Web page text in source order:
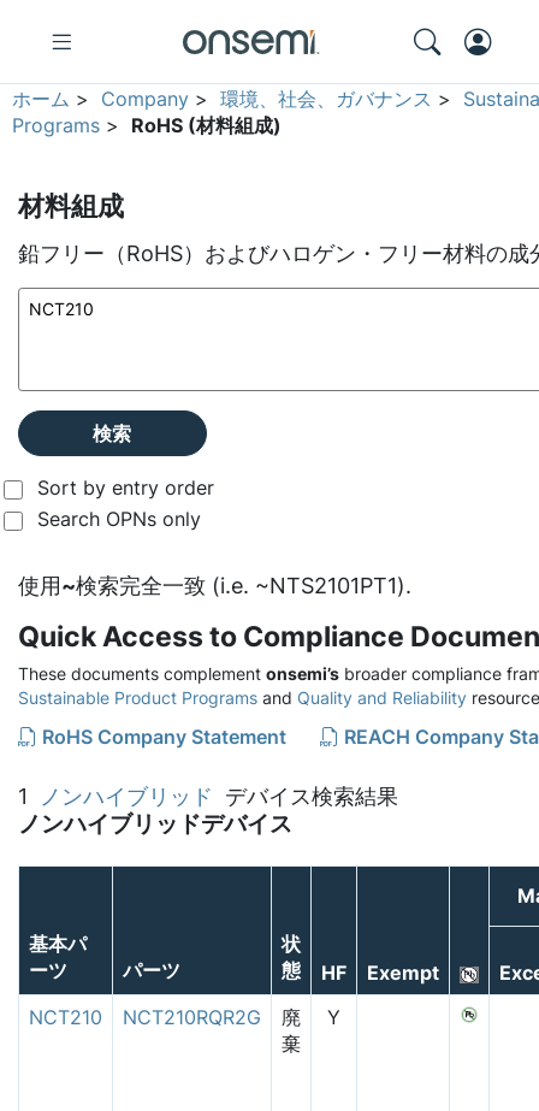
ホーム > Company >環境、社会、ガバナンス >
Programs > RoHS (材料組成)
材料組成
鉛フリー（RoHS）およびハロゲン・フリー材料の成
検索
Sort by entry order
Search OPNs only
使用~検索完全一致 (i.e. ~NTS2101PT1).
Quick Access to Compliance
These documents complement onsemi’s broader compliance
Sustainable Product Programs and Quality and Reliability
RoHS Company Statement REACH Company
1 ノンハイブリッド デバイス検索結果
ノンハイブリッドデバイス
基本パ
ーツ
パーツ
状
態
HF Exempt
NCT210
NCT210RQR2G
廃
棄
Y